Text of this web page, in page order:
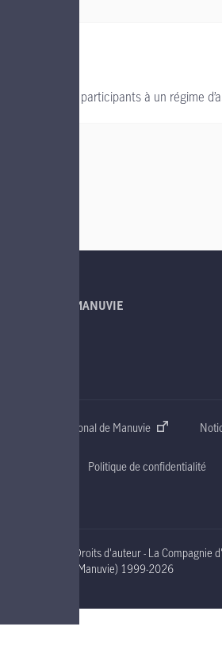
Soutien aux participants à un régime
À PROPOS DE MANUVIE
Site web international de Manuvie
Politique de confidentialité
Droits d'auteur - La Compagnie
(Manuvie) nineteen ninety nine
1999-2026